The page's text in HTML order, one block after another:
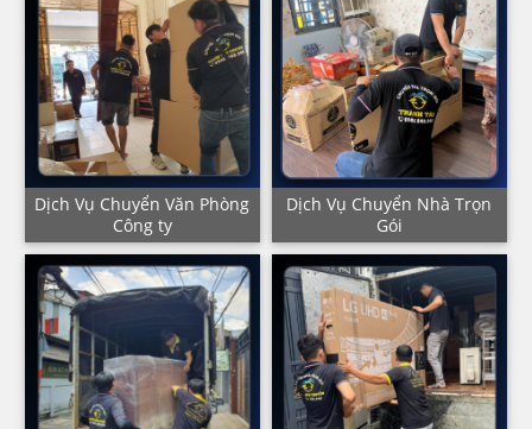
Dịch Vụ Chuyển Văn Phòng
Công ty
Dịch Vụ Chuyển Nhà Trọn
Gói